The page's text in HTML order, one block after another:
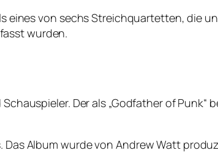
eines von sechs Streichquartetten, die
wurden.
Der als „Godfather of
Das Album wurde von Andrew Watt